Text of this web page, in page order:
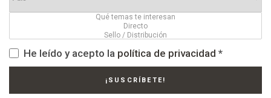
He leído y acepto la política de privacidad *